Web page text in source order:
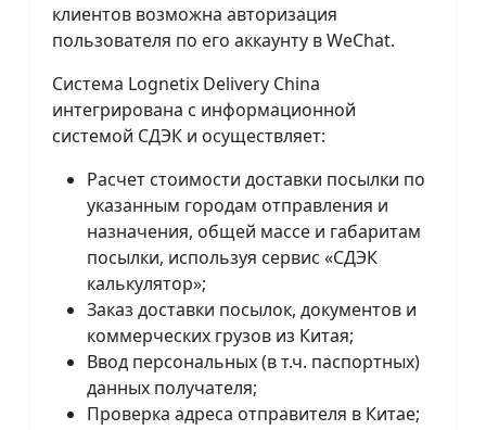
клиентов возможна авторизация
пользователя по его аккаунту в WeChat.
Система Lognetix Delivery China
интегрирована с информационной
системой СДЭК и осуществляет:
Расчет стоимости доставки посылки по
указанным городам отправления и
назначения, общей массе и габаритам
посылки, используя сервис «СДЭК
калькулятор»;
Заказ доставки посылок, документов и
коммерческих грузов из Китая;
Ввод персональных (в т.ч. паспортных)
данных получателя;
Проверка адреса отправителя в Китае;